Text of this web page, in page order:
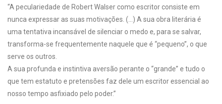
“A peculariedade de Robert Walser como escritor consiste em
nunca expressar as suas motivações. (…) A sua obra literária é
uma tentativa incansável de silenciar o medo e, para se salvar,
transforma-se frequentemente naquele que é “pequeno”, o que
serve os outros.
A sua profunda e instintiva aversão perante o “grande” e tudo o
que tem estatuto e pretensões faz dele um escritor essencial ao
nosso tempo asfixiado pelo poder.”